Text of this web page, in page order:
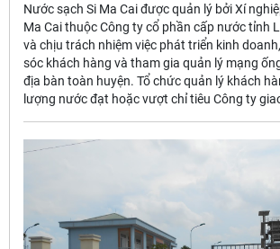
Nước sạch Si Ma Cai được quản lý bởi Xí
Ma Cai thuộc Công ty cổ phần cấp nước tỉnh
và chịu trách nhiệm việc phát triển kinh
sóc khách hàng và tham gia quản lý mạng
địa bàn toàn huyện. Tổ chức quản lý khách
lượng nước đạt hoặc vượt chỉ tiêu Công ty